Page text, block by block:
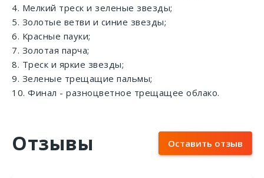
4. Мелкий треск и зеленые звезды;
5. Золотые ветви и синие звезды;
6. Красные пауки;
7. Золотая парча;
8. Треск и яркие звезды;
9. Зеленые трещащие пальмы;
10. Финал - разноцветное трещащее облако.
Отзывы Оставить отзыв